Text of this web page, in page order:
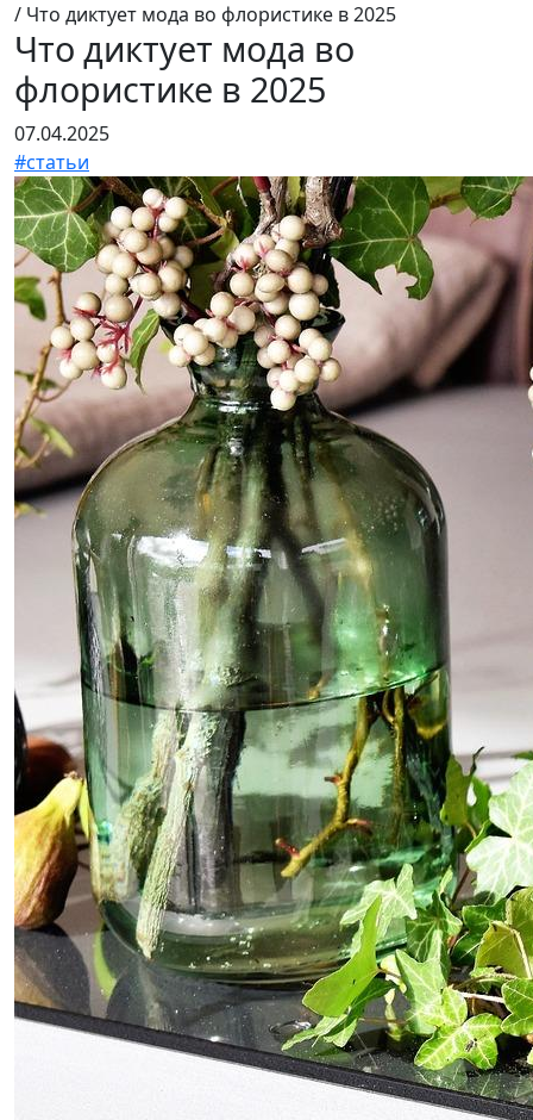
/ Что диктует мода во флористике в 2025
Что диктует мода во
флористике в 2025
07.04.2025
#статьи